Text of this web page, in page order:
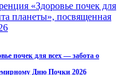
«Здоровье почек для
планеты», посвященная
почек для всех — забота о
Дню Почки 2026